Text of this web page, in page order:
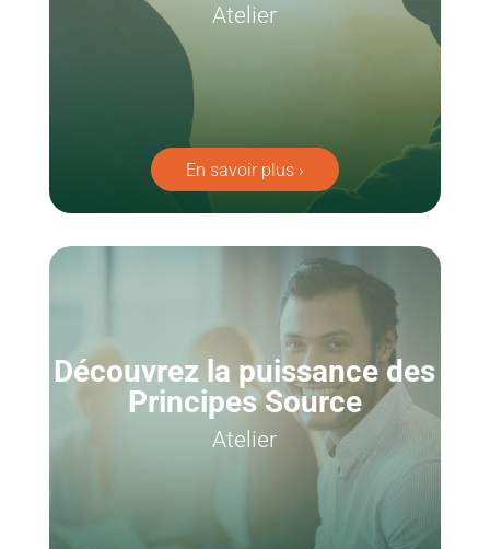
Atelier
En savoir plus ›
Découvrez la puissance des
Principes Source
Atelier